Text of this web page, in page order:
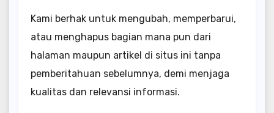
Kami berhak untuk mengubah, memperbarui,
atau menghapus bagian mana pun dari
halaman maupun artikel di situs ini tanpa
pemberitahuan sebelumnya, demi menjaga
kualitas dan relevansi informasi.